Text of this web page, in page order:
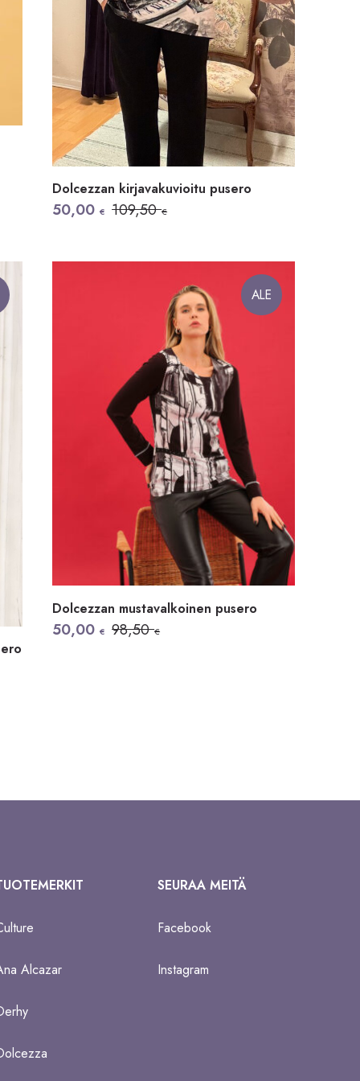
Dolcezzan kirjavakuvioitu pusero
109,50€
Alkuperäinen
hinta
50,00€
Nykyinen
hinta
ALE
Dolcezzan mustavalkoinen pusero
98,50€
Alkuperäinen
hinta
50,00€
Nykyinen
hinta
Alcazar
SEURAA MEITÄ
Facebook
Instagram